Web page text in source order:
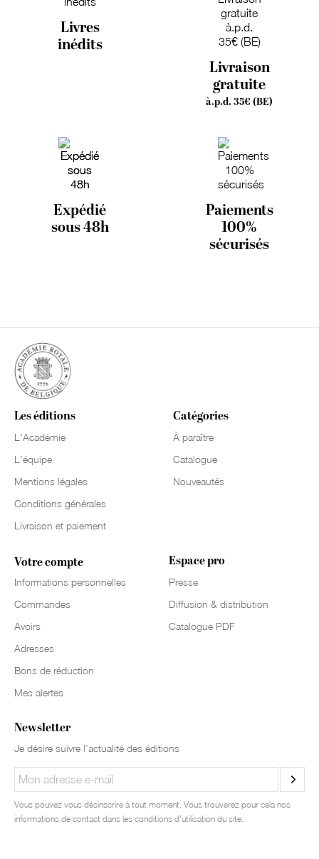
Livres
inédits
Livraison
gratuite
à.p.d. 35€ (BE)
Expédié
sous 48h
Paiements
100%
sécurisés
Les éditions
L'Académie
L'équipe
Mentions légales
Conditions générales
Livraison et paiement
Catégories
À paraître
Catalogue
Nouveautés
Votre compte
Informations personnelles
Commandes
Avoirs
Adresses
Bons de réduction
Mes alertes
Espace pro
Presse
Diffusion & distribution
Catalogue PDF
Newsletter
Je désire suivre l’actualité des éditions
Vous pouvez vous désinscrire à tout moment. Vous trouverez pour cela nos
informations de contact dans les conditions d'utilisation du site.